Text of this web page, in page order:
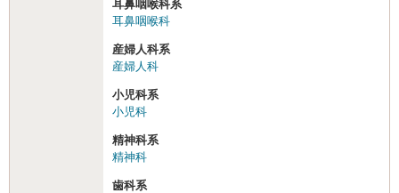
耳鼻咽喉科系
耳鼻咽喉科
産婦人科系
産婦人科
小児科系
小児科
精神科系
精神科
歯科系